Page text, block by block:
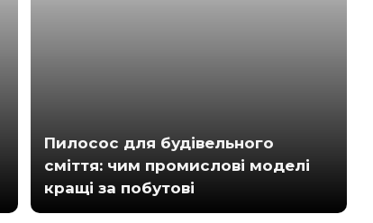
Пилосос для будівельного
сміття: чим промислові моделі
кращі за побутові